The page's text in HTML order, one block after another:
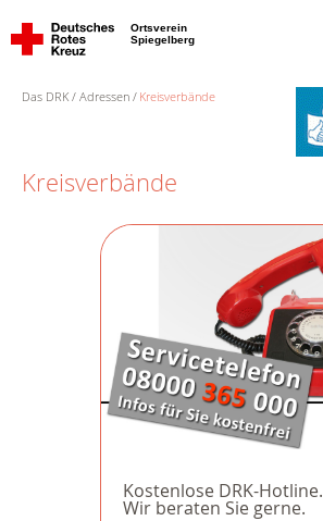
Ortsverein
Spiegelberg
Das DRK Adressen Kreisverbände
Kreisverbände
Kostenlose DRK-Hotline.
Wir beraten Sie gerne.